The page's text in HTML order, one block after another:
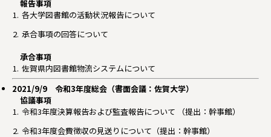
報告事項
各大学図書館の活動状況報告について
承合事項の回答について
承合事項
佐賀県内図書館物流システムについて
2021/9/9 令和3年度総会（書面会議：佐賀大学）
協議事項
令和3年度決算報告および監査報告について （提出：幹事館）
令和3年度会費徴収の見送りについて（提出：幹事館）